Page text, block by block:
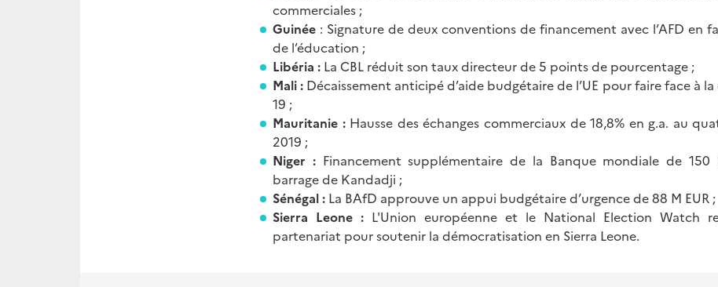
commerciales ;
Guinée : Signature de deux conventions de financement avec l’AFD en
de l’éducation ;
Libéria : La CBL réduit son taux directeur de 5 points de pourcentage ;
Mali : Décaissement anticipé d’aide budgétaire de l’UE pour faire face à
19 ;
Mauritanie :Hausse des échanges commerciaux de 18,8% en g.a. au
2019 ;
Niger :Financement supplémentaire de la Banque mondiale de
barrage de Kandadji ;
Sénégal : La BAfD approuve un appui budgétaire d’urgence de 88 M EUR ;
Sierra Leone : L'Union européenne et le National Election Watch
partenariat pour soutenir la démocratisation en Sierra Leone.